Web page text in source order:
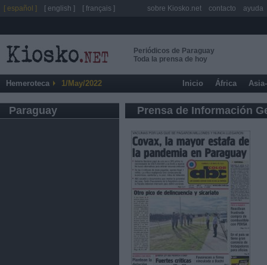
Periódicos de Paraguay
Toda la prensa de hoy
Hemeroteca 1/May/2022 Inicio África
Paraguay Prensa de Información
[ español ] [ english ] [ français ] sobre Kiosko.net contacto ayuda